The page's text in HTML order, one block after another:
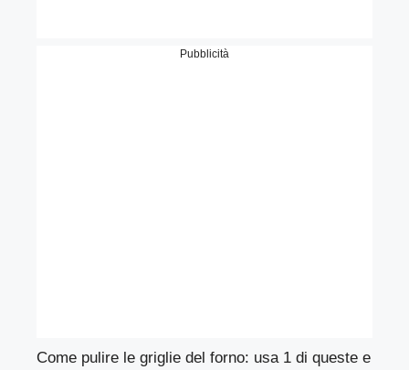
Pubblicità
Come pulire le griglie del forno: usa 1 di queste e